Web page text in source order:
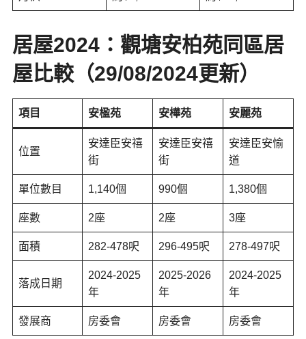
居屋2024： 觀塘安柏苑同區居
屋比較（29/08/2024更新）
項目 安楹苑 安樺苑 安麗苑
位置
安達臣安禧
街
安達臣安禧
街
安達臣安愉
道
單位數目 1,140個 990個 1,380個
座數 2座 2座 3座
面積 282-478呎 296-495呎 278-497呎
落成日期
2024-2025
年
2025-2026
年
2024-2025
年
發展商 房委會 房委會 房委會